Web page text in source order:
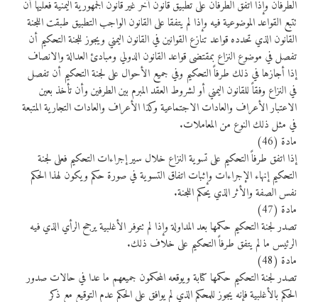
الطرفان وإذا اتفق الطرفان على تطبيق قانون آخر غير قانون الجمهورية اليمنية فعليها أن
تتبع القواعد الموضوعية فيه وإذا لم يتفقا على القانون الواجب التطبيق طبقت اللجنة
القانون الذي تحدده قواعد تنازع القوانين في القانون اليمني ويجوز للجنة التحكيم أن
تفصل في موضوع النزاع بمقتضى قواعد القانون الدولي ومبادئ العدالة والانصاف
إذا أجازها في ذلك طرفاً التحكيم وفي جميع الأحوال على لجنة التحكيم أن تفصل
في النزاع وفقاً للقانون اليمني أو لشروط العقد المبرم بين الطرفين وأن تأخذ بعين
الاعتبار الأعراف والعادات الاجتماعية وكذا الأعراف والعادات التجارية المتبعة
في مثل ذلك النوع من المعاملات.
مادة (46)
إذا اتفق طرفاً التحكيم على تسوية النزاع خلال سير إجراءات التحكيم فعلى لجنة
التحكيم إنهاء الإجراءات وإثبات اتفاق التسوية في صورة حكم ويكون لهذا الحكم
نفس الصفة والأثر الذي يحكم اللجنة.
مادة (47)
تصدر لجنة التحكيم حكمها بعد المداولة وإذا لم تتوفر الأغلبية يرجح الرأي الذي فيه
الرئيس ما لم يتفق طرفاً التحكيم على خلاف ذلك.
مادة (48)
تصدر لجنة التحكيم حكمها كتابة ويوقعه المحكمون جميعهم ما عدا في حالات صدور
الحكم بالأغلبية فإنه يجوز للمحكم الذي لم يوافق على الحكم عدم التوقيع مع ذكر